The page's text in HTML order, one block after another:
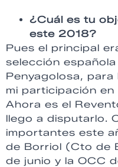
¿Cuál es tu
este 2018?
Pues el principal
selección
Penyagolosa,
mi participación en
Ahora es el
llego a disputarlo.
importantes este
de Borriol (Cto de
de junio y la OCC